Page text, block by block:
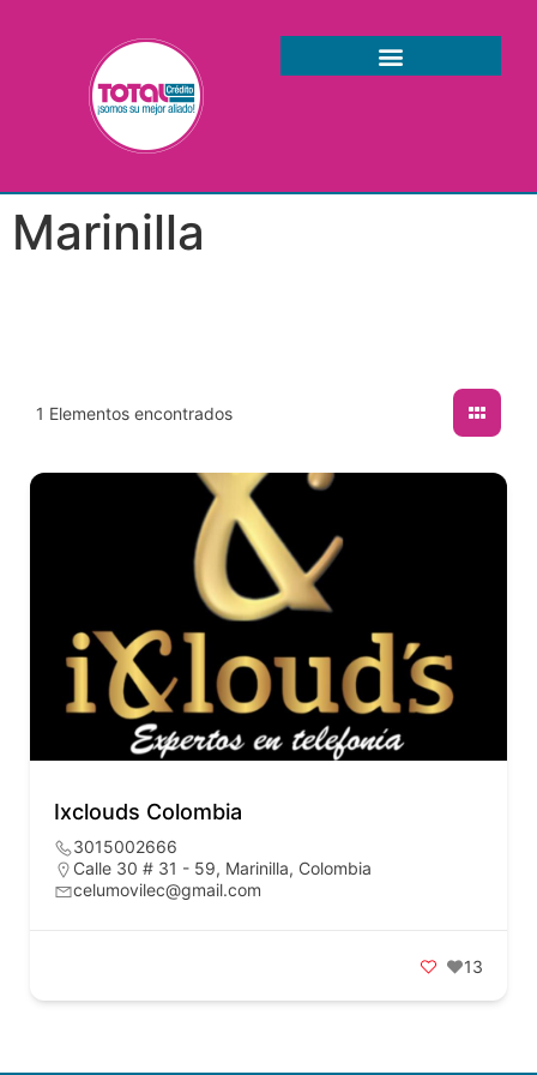
Marinilla
1 Elementos encontrados
Ixclouds Colombia
3015002666
Calle 30 # 31 - 59, Marinilla, Colombia
celumovilec@gmail.com
13